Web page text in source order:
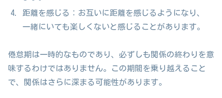
距離を感じる：お互いに距離を感じるようになり、
一緒にいても楽しくないと感じることがあります。
倦怠期は一時的なものであり、必ずしも関係の終わりを意
味するわけではありません。この期間を乗り越えること
で、関係はさらに深まる可能性があります。